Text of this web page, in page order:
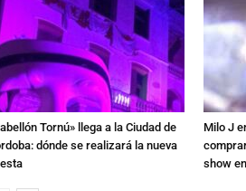
Tornú» llega a la Ciudad de
dónde se realizará la nueva
Milo J
show